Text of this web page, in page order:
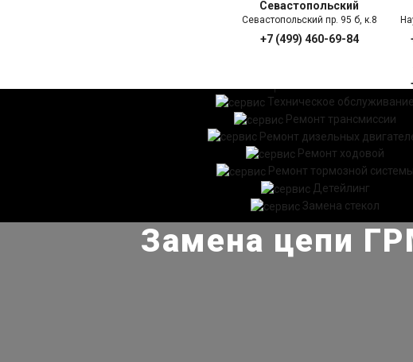
Севастопольский
Севастопольский пр. 95 б, к.8
+7 (499) 460-69-84
Техническое обслуживание
Ремонт трансмиссии
Ремонт дизельных
Ремонт ходовой
Ремонт тормозной системы
Детейлинг
Замена стекол
Замена цепи